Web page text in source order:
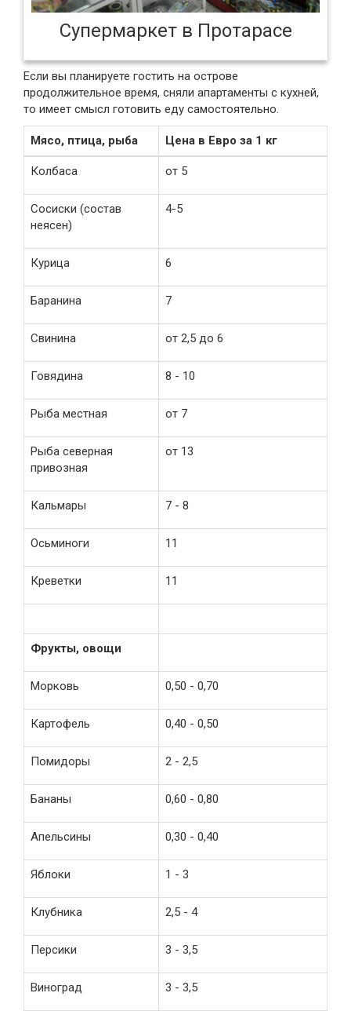
Супермаркет в Протарасе
Если вы планируете гостить на острове
продолжительное время, сняли апартаменты с кухней,
то имеет смысл готовить еду самостоятельно.
Мясо, птица, рыба Цена в Евро за 1 кг
Колбаса от 5
Сосиски (состав
неясен)
4-5
Курица 6
Баранина 7
Свинина от 2,5 до 6
Говядина 8 - 10
Рыба местная от 7
Рыба северная
привозная
от 13
Кальмары 7 - 8
Осьминоги 11
Креветки 11
Фрукты, овощи
Морковь 0,50 - 0,70
Картофель 0,40 - 0,50
Помидоры 2 - 2,5
Бананы 0,60 - 0,80
Апельсины 0,30 - 0,40
Яблоки 1 - 3
Клубника 2,5 - 4
Персики 3 - 3,5
Виноград 3 - 3,5